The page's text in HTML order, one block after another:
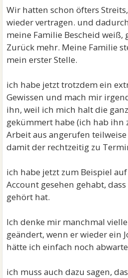
Wir hatten schon öfters
wieder vertragen. und
meine Familie Bescheid weiß,
Zurück mehr. Meine Familie
mein erster Stelle.
ich habe jetzt trotzdem ein
Gewissen und mach mir
ihn, weil ich mich halt die
gekümmert habe (ich hab ihn
Arbeit aus angerufen
damit der rechtzeitig zu
ich habe jetzt zum Beispiel
Account gesehen gehabt,
gehört hat.
Ich denke mir manchmal
geändert, wenn er wieder ein
hätte ich einfach noch
ich muss auch dazu sagen,